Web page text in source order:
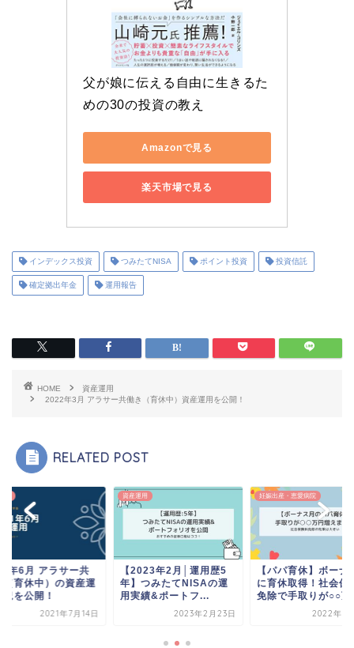
父が娘に伝える自由に生きるた
めの30の投資の教え
Amazonで見る
楽天市場で見る
インデックス投資 つみたてNISA ポイント投資 投資信託
確定拠出年金 運用報告
HOME
資産運用
2022年3月 アラサー共働き（育休中）資産運用を公開！
RELATED POST
年6月 アラサー共
（育休中）の資産運
況を公開！
2021年7月14日
資産運用
【2023年2月│運用歴5
年】つみたてNISAの運
用実績&ポートフ...
2023年2月23日
妊娠出産・恵愛病院
【パパ育休】ボーナ
に育休取得！社会保
免除で手取りが○○万
2022年2